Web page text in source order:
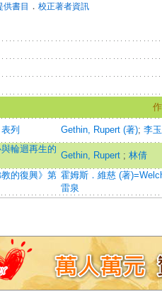
供書目 ． 校正著者資訊
列 Gethin, Rupert (著); 李
輪迴再生的
Gethin, Rupert ; 林倩
的復興》第 霍姆斯．維慈 (著
雷泉